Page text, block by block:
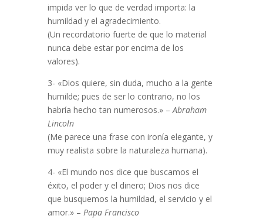
impida ver lo que de verdad importa: la
humildad y el agradecimiento.
(Un recordatorio fuerte de que lo material
nunca debe estar por encima de los
valores).
3- «Dios quiere, sin duda, mucho a la gente
humilde; pues de ser lo contrario, no los
habría hecho tan numerosos.» –Abraham
Lincoln
(Me parece una frase con ironía elegante, y
muy realista sobre la naturaleza humana).
4- «El mundo nos dice que buscamos el
éxito, el poder y el dinero; Dios nos dice
que busquemos la humildad, el servicio y el
amor.» – Papa Francisco